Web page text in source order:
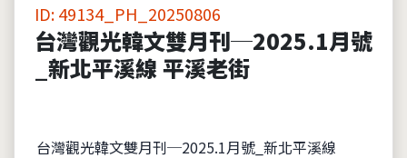
ID: 49134_PH_20250806
台灣觀光韓文雙月刊─2025.1月號
_新北平溪線 平溪老街
台灣觀光韓文雙月刊─2025.1月號_新北平溪線